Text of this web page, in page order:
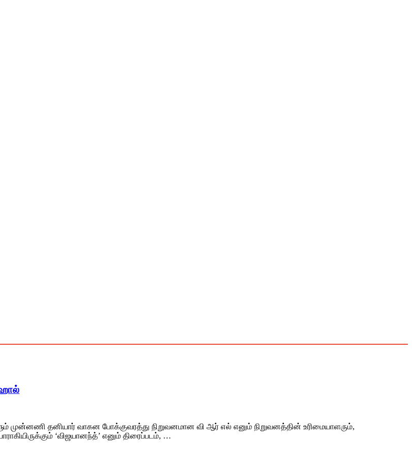
தனியார் வாகன போக்குவரத்து நிறுவனமான வி ஆர் எல் எனும் நிறுவனத்தின் உரிமையாளரும்,
‘விஜயானந்த்’ எனும் திரைப்படம், …